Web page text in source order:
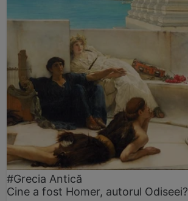
#Grecia Antică
Cine a fost Homer, autorul Odiseei?